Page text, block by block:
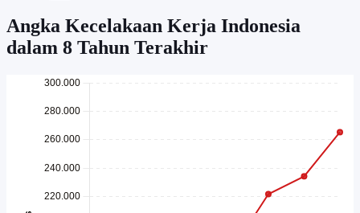
Angka Kecelakaan Kerja Indonesia
dalam 8 Tahun Terakhir